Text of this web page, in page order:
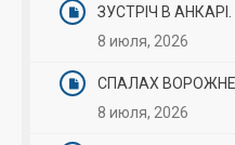
ЗУСТРІЧ В АНКАРІ.
8 июля, 2026
СПАЛАХ
8 июля, 2026